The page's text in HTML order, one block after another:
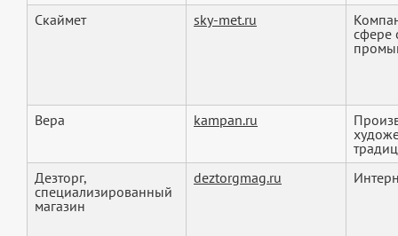
Скаймет sky-met.ru
сфере
Вера kampan.ru
Дезторг,
специализированный
магазин
deztorgmag.ru